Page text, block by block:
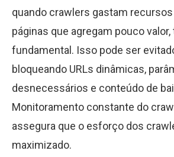
quando crawlers gastam
páginas que agregam pouco
fundamental. Isso pode ser
bloqueando URLs dinâmicas,
desnecessários e conteúdo de
Monitoramento constante do
assegura que o esforço dos
maximizado.